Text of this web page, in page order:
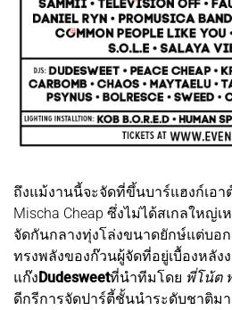
ถึงแม้งานนี้จะจัดที่ขึ้นบาร์แฮงก์เอ
Mischa Cheap ซึ่งไม่ได้สเกลใหญ่
จัดกันกลางทุ่งโล่งขนาดยักษ์แต่บอ
ทรงพลังของก๊วนผู้จัดที่อยู่เบื้องหลัง
แก๊งDudesweetที่นำทีมโดย พี่โน้ต
ดีกรีการจัดปาร์ตี้ชั้นนำระดับชาติม